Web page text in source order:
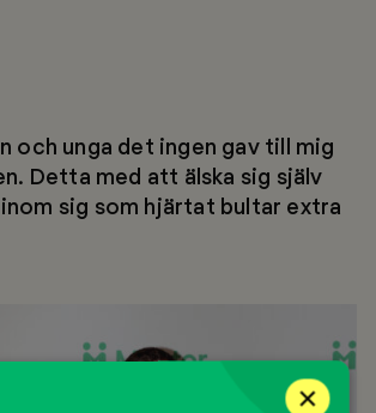
och unga det ingen gav till mig
Detta med att älska sig själv
sig som hjärtat bultar extra
×